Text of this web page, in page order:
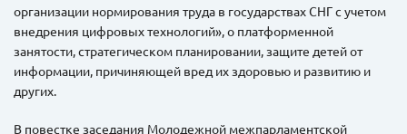
организации нормирования труда в государствах СНГ с учетом
внедрения цифровых технологий», о платформенной
занятости, стратегическом планировании, защите детей от
информации, причиняющей вред их здоровью и развитию и
других.
В повестке заседания Молодежной межпарламентской